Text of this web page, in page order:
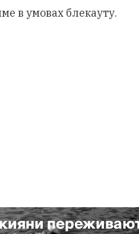
в умовах блекауту.